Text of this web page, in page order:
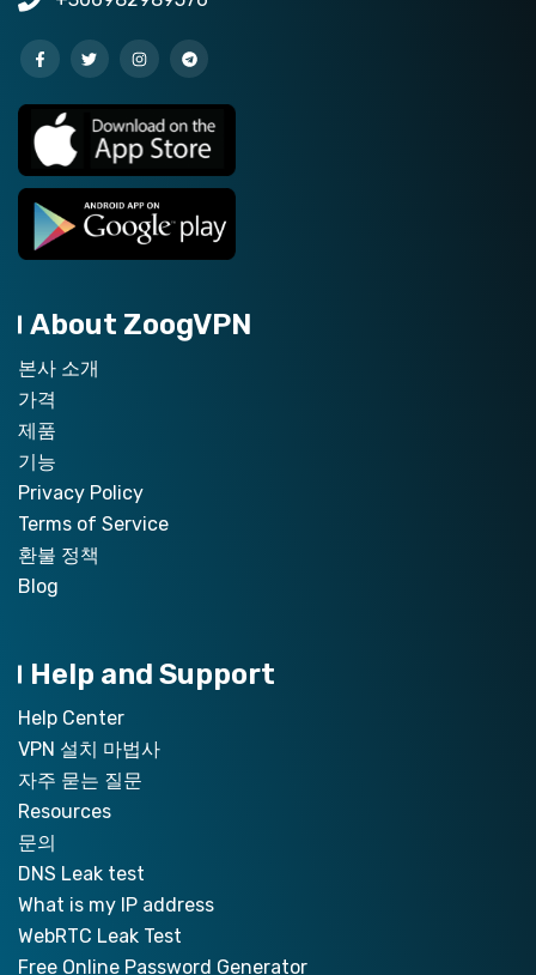
About ZoogVPN
본사 소개
가격
제품
기능
Privacy Policy
Terms of Service
환불 정책
Blog
Help and Support
Help Center
VPN 설치 마법사
자주 묻는 질문
Resources
문의
DNS Leak test
What is my IP address
WebRTC Leak Test
Free Online Password Generator